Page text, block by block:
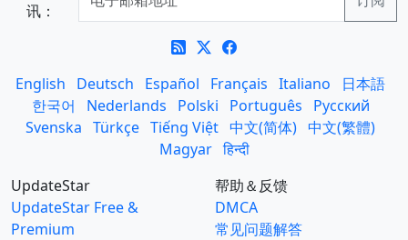
讯：
English Deutsch Español Français Italiano
日本語
한국어
Nederlands Polski Português
Русский
Svenska Türkçe Tiếng Việt 中文(简体) 中文(繁體)
Magyar हिन्दी
UpdateStar
UpdateStar Free &
Premium
帮助＆反馈
DMCA
常见问题解答